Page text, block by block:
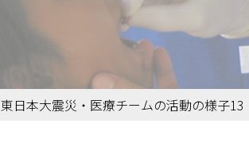
東日本大震災・医療チームの活動の様子13